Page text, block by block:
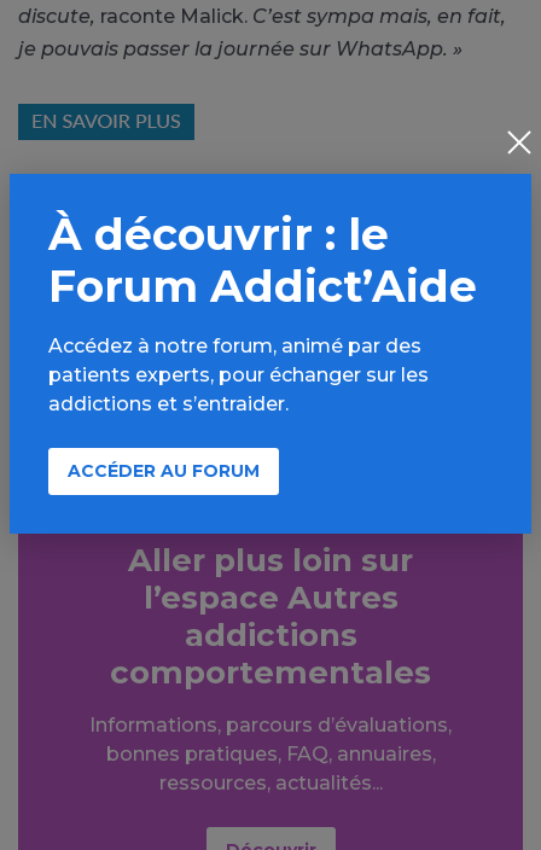
discute, raconte Malick. C’est sympa mais, en fait,
je pouvais passer la journée sur WhatsApp. »
PARTAGER
Facebook X
LinkedIn Mail
SMS
Aller plus loin sur
l’espace Autres
addictions
comportementales
Informations, parcours d’évaluations,
bonnes pratiques, FAQ, annuaires,
ressources, actualités...
À découvrir : le
Forum Addict’Aide
Accédez à notre forum, animé par des
patients experts, pour échanger sur les
addictions et s’entraider.
ACCÉDER AU FORUM